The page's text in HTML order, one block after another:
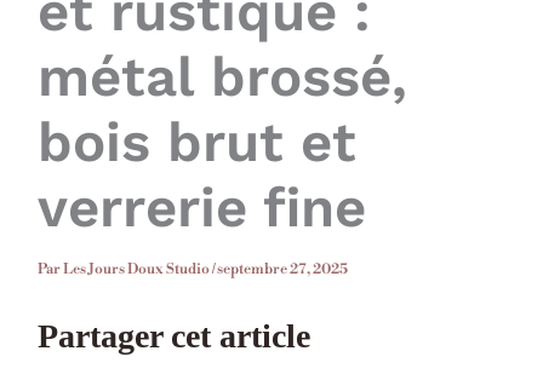
métal brossé,
bois brut et
verrerie fine
ParLes Jours Doux Studio/septembre 27, 2025
Partager cet article